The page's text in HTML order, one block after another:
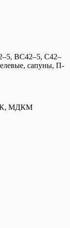
ВС42–5, С42–
сапуны, П-
МДКМ